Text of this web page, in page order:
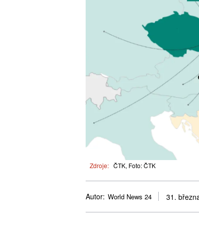
Zdroje: ČTK, Foto: ČTK
Autor: World News 24 31.